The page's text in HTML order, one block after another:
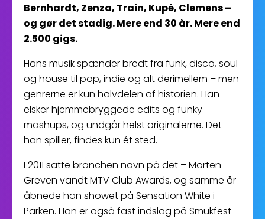
Bernhardt, Zenza, Train, Kupé, Clemens –
og gør det stadig. Mere end 30 år. Mere end
2.500 gigs.
Hans musik spænder bredt fra funk, disco, soul
og house til pop, indie og alt derimellem – men
genrerne er kun halvdelen af historien. Han
elsker hjemmebryggede edits og funky
mashups, og undgår helst originalerne. Det
han spiller, findes kun ét sted.
I 2011 satte branchen navn på det – Morten
Greven vandt MTV Club Awards, og samme år
åbnede han showet på Sensation White i
Parken. Han er også fast indslag på Smukfest